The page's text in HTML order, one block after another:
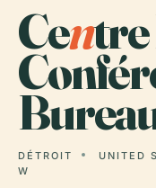
Centre
DÉTROIT UNITED
W